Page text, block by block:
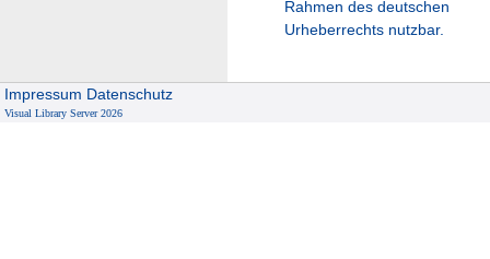
Rahmen des deutschen
Urheberrechts nutzbar.
Impressum Datenschutz
Visual Library Server 2026